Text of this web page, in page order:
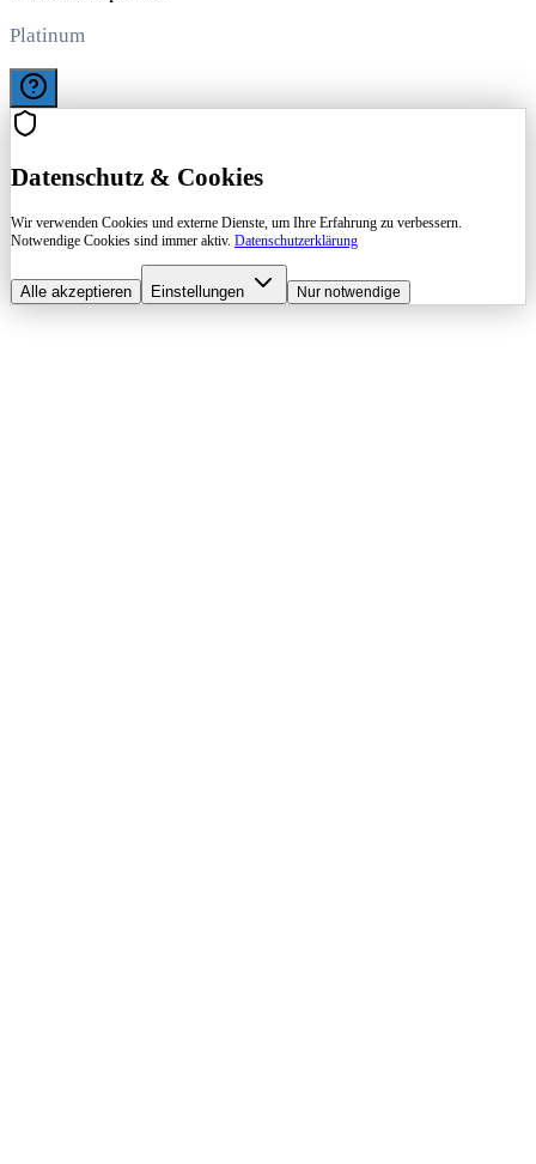
Datenschutz & Cookies
Wir verwenden Cookies und externe Dienste, um Ihre Erfahrung zu verbessern.
Notwendige Cookies sind immer aktiv. Datenschutzerklärung
Alle akzeptieren Einstellungen Nur notwendige